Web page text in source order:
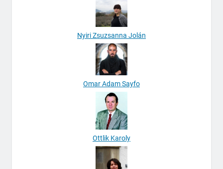
Nyiri Zsuzsanna Jolán
Omar Adam Sayfo
Ottlik Karoly